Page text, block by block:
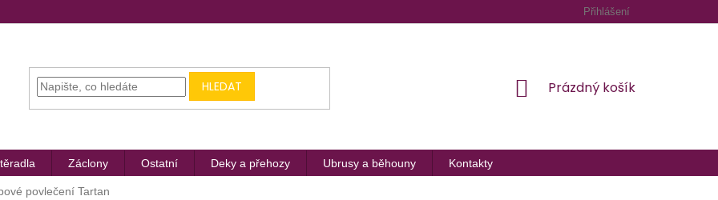
Přihlášení
HLEDAT
NÁKUPNÍ
Prázdný košík
Záclony Ostatní Deky a přehozy Ubrusy a běhouny Kontakty
povlečení Tartan